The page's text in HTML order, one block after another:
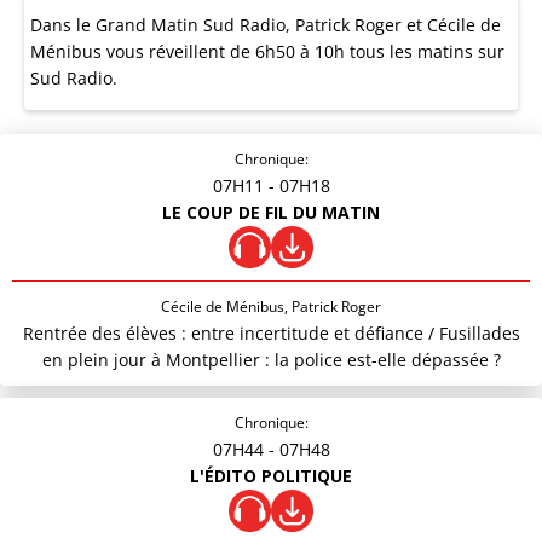
Dans le Grand Matin Sud Radio, Patrick Roger et Cécile de
Ménibus vous réveillent de 6h50 à 10h tous les matins sur
Sud Radio.
Chronique:
07H11 - 07H18
LE COUP DE FIL DU MATIN
Cécile de Ménibus, Patrick Roger
Rentrée des élèves : entre incertitude et défiance / Fusillades
en plein jour à Montpellier : la police est-elle dépassée ?
Chronique:
07H44 - 07H48
L'ÉDITO POLITIQUE